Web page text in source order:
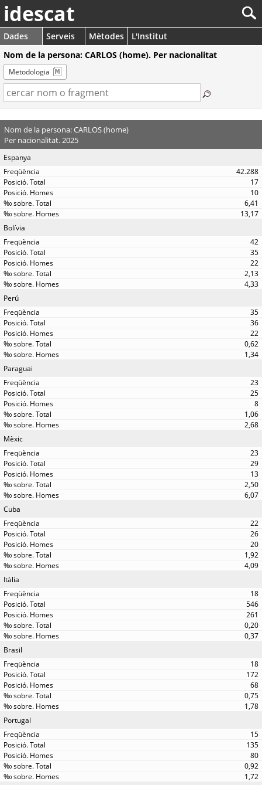
idescat
Dades Serveis Mètodes
L'Institut
Nom de la persona: CARLOS (home). Per nacionalitat
Metodologia
Nom de la persona: CARLOS (home)
Per nacionalitat. 2025
Espanya
42.288
17
10
6,41
13,17
Bolívia
42
35
22
2,13
4,33
Perú
35
36
22
0,62
1,34
Paraguai
23
25
8
1,06
2,68
Mèxic
23
29
13
2,50
6,07
Cuba
22
26
20
1,92
4,09
Itàlia
18
546
261
0,20
0,37
Brasil
18
172
68
0,75
1,78
Portugal
15
135
80
0,92
1,72